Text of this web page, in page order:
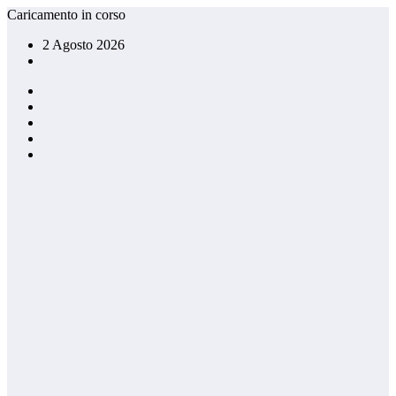
Vai
contenuto
Caricamento in corso
2 Agosto 2026